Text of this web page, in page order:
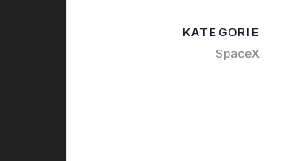
KATEGORIE
SpaceX